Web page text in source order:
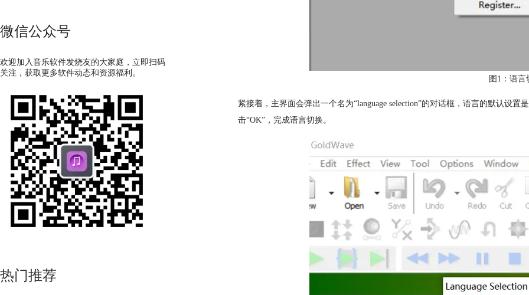
微信公众号
欢迎加入音乐软件发烧友的大家庭，立即扫码
关注，获取更多软件动态和资源福利。
热门推荐
图1：语言
紧接着，主界面会弹出一个名为“language selection”的对话框，语言的默认设置
击“OK”，完成语言切换。